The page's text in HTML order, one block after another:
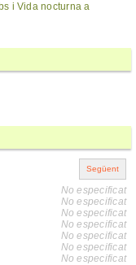
i Vida nocturna a
No especificat
No especificat
No especificat
No especificat
No especificat
No especificat
No especificat